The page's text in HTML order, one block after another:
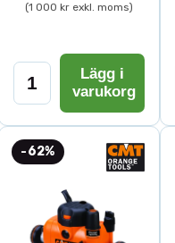
(1 000 kr exkl. moms)
Lägg i
varukorg
-62%